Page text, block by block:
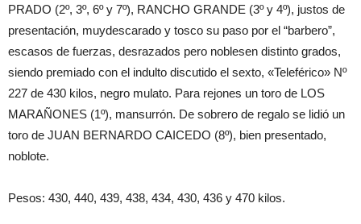
PRADO (2º, 3º, 6ºy 7º), RANCHO GRANDE (3º y 4º), justos de
presentación, muydescarado y tosco su paso por el “barbero”,
escasos de fuerzas, desrazados pero noblesen distinto grados,
siendo premiado con el indulto discutido el sexto, «Teleférico» Nº
227 de 430 kilos, negro mulato. Para rejones un toro de LOS
MARAÑONES (1º), mansurrón. De sobrero de regalo se lidió un
toro de JUAN BERNARDO CAICEDO (8º), bien presentado,
noblote.
Pesos: 430, 440, 439, 438, 434, 430, 436 y 470 kilos.